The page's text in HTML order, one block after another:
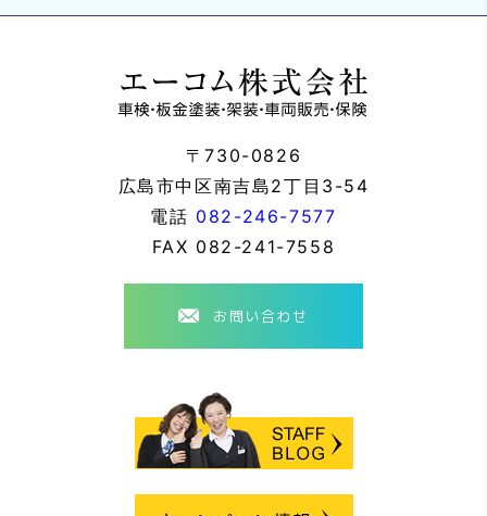
〒730-0826
広島市中区南吉島2丁目3-54
電話 082-246-7577
FAX 082-241-7558
お問い合わせ